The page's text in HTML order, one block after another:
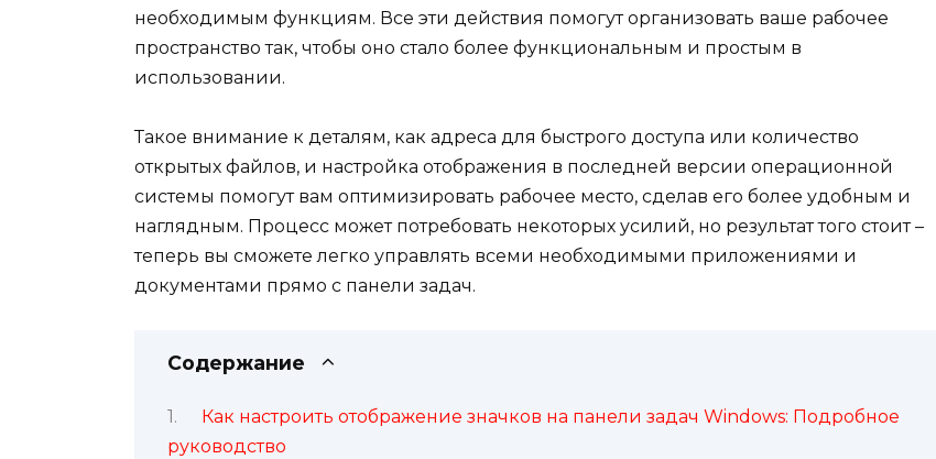
необходимым функциям. Все эти действия помогут организовать ваше рабочее
пространство так, чтобы оно стало более функциональным и простым в
использовании.
Такое внимание к деталям, как адреса для быстрого доступа или количество
открытых файлов, и настройка отображения в последней версии операционной
системы помогут вам оптимизировать рабочее место, сделав его более удобным и
наглядным. Процесс может потребовать некоторых усилий, но результат того стоит –
теперь вы сможете легко управлять всеми необходимыми приложениями и
документами прямо с панели задач.
Содержание
Как настроить отображение значков на панели задач Windows: Подробное
руководство